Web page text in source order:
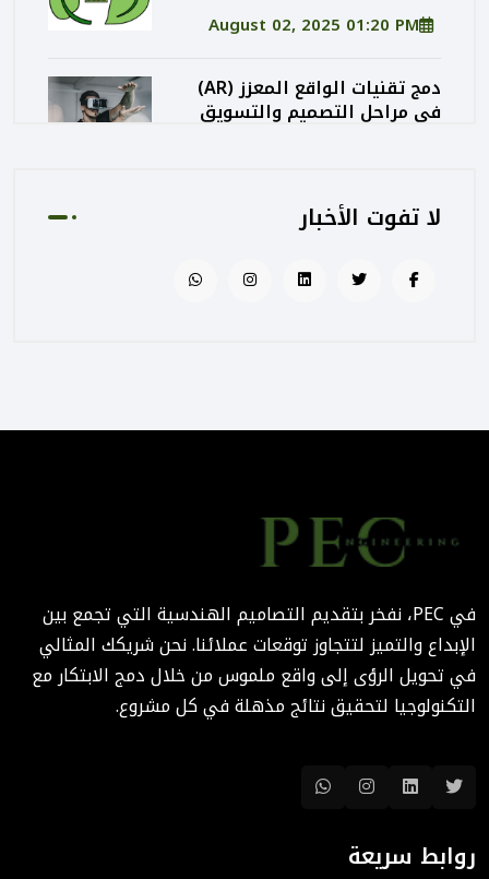
August 02, 2025 01:20 PM
دمج تقنيات الواقع المعزز (AR)
في مراحل التصميم والتسويق
كيف تساهم PEC في رفع جودة
الإشراف المتكامل؟
المباني أكثر إنسانية
الهندسة الرقمية في المشاريع
August 02, 2025 12:46 PM
لا تفوت الأخبار
في PEC، نفخر بتقديم التصاميم الهندسية التي تجمع بين
الإبداع والتميز لتتجاوز توقعات عملائنا. نحن شريكك المثالي
في تحويل الرؤى إلى واقع ملموس من خلال دمج الابتكار مع
التكنولوجيا لتحقيق نتائج مذهلة في كل مشروع.
روابط سريعة